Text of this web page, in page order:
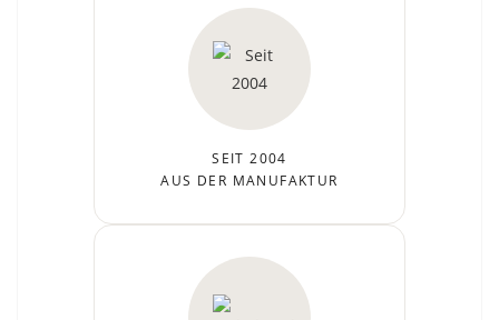
SEIT 2004
AUS DER MANUFAKTUR